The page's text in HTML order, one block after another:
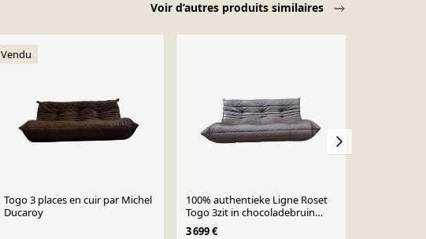
Voir d’autres produits similaires
Vendu
Togo 3 places en cuir par Michel
Ducaroy
100% authentieke Ligne Roset
Togo 3zit in chocoladebruin
origineel leder
3 699 €